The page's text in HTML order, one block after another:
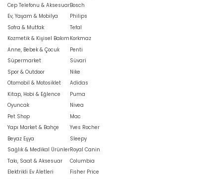
Cep Telefonu & Aksesuar
Ev, Yaşam & Mobilya
Sofra & Mutfak
Kozmetik & Kişisel Bakım
Anne, Bebek & Çocuk
Süpermarket
Spor & Outdoor
Otomobil & Motosiklet
Kitap, Hobi & Eğlence
Oyuncak
Pet Shop
Yapı Market & Bahçe
Beyaz Eşya
Sağlık & Medikal Ürünler
Takı, Saat & Aksesuar
Elektrikli Ev Aletleri
Bosch
Philips
Tefal
Korkmaz
Penti
Süvari
Nike
Adidas
Puma
Nivea
Mac
Yves Rocher
Sleepy
Royal Canin
Columbia
Fisher Price